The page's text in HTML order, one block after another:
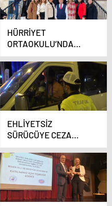
HÜRRİYET
ORTAOKULU’NDA
CUMHURİYET
COŞKUSU
EHLİYETSİZ
SÜRÜCÜYE CEZA
KESİLDİ